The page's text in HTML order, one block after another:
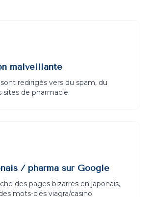
malveillante
redirigés vers du spam, du
sites de pharmacie.
/ pharma sur Google
des pages bizarres en japonais,
mots-clés viagra/casino.